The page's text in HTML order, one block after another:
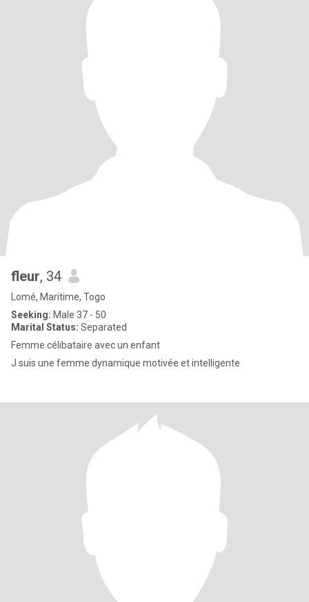
fleur, 34
Lomé, Maritime, Togo
Seeking: Male 37 - 50
Marital Status: Separated
Femme célibataire avec un enfant
J suis une femme dynamique motivée et intelligente